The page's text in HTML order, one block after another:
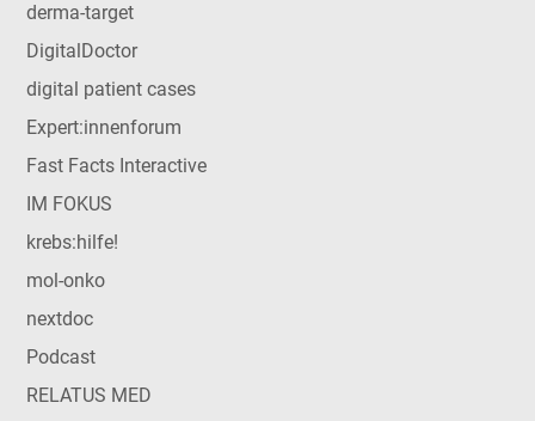
derma-target
DigitalDoctor
digital patient cases
Expert:innenforum
Fast Facts Interactive
IM FOKUS
krebs:hilfe!
mol-onko
nextdoc
Podcast
RELATUS MED